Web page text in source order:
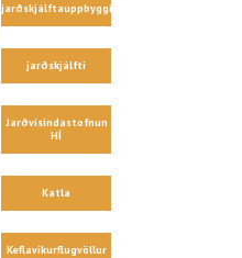
jarðskjálftauppbygging
jarðskjálfti
Jarðvísindastofnun
HÍ
Katla
Keflavíkurflugvöllur